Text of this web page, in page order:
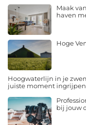
Maak
haven
Hoge
Hoogwaterlijn in je
juiste moment ingrijpen
bij jouw